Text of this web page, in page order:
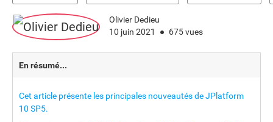
Olivier Dedieu
10 juin 2021
675 vues
En résumé...
Cet article présente les principales nouveautés de JPlatform
10 SP5.